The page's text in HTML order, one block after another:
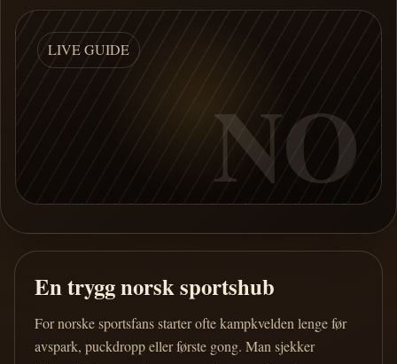
LIVE GUIDE
NO
En trygg norsk sportshub
For norske sportsfans starter ofte kampkvelden lenge før
avspark, puckdropp eller første gong. Man sjekker